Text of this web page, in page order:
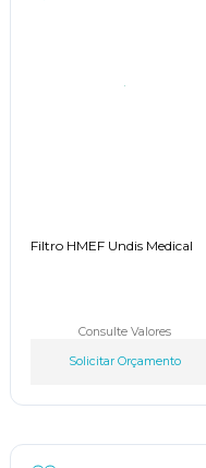
Filtro HMEF Undis Medical
Consulte Valores
Solicitar Orçamento